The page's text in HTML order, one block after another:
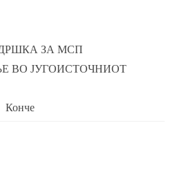
ЗА МСП
ВО ЈУГОИСТОЧНИОТ
Конче